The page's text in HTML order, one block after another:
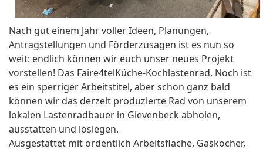
Nach gut einem Jahr voller Ideen, Planungen,
Antragstellungen und Förderzusagen ist es nun so
weit: endlich können wir euch unser neues Projekt
vorstellen! Das Faire4telKüche-Kochlastenrad. Noch ist
es ein sperriger Arbeitstitel, aber schon ganz bald
können wir das derzeit produzierte Rad von unserem
lokalen Lastenradbauer in Gievenbeck abholen,
ausstatten und loslegen.
Ausgestattet mit ordentlich Arbeitsfläche, Gaskocher,